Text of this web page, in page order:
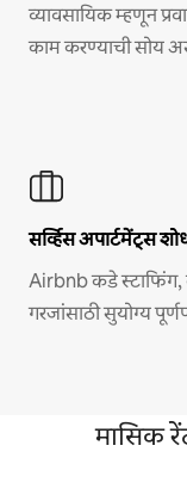
व्यावसायिक म्हणून
काम करण्याची सोय
सर्व्हिस अपार्टमेंट्स
Airbnb कडे स्टाफिंग,
गरजांसाठी सुयोग्य
मासिक